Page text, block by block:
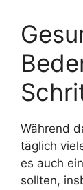
Während
täglich
es auch
sollten,